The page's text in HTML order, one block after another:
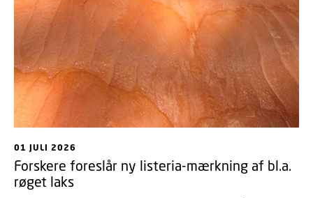
01 JULI 2026
Forskere foreslår ny listeria-mærkning af bl.a.
røget laks